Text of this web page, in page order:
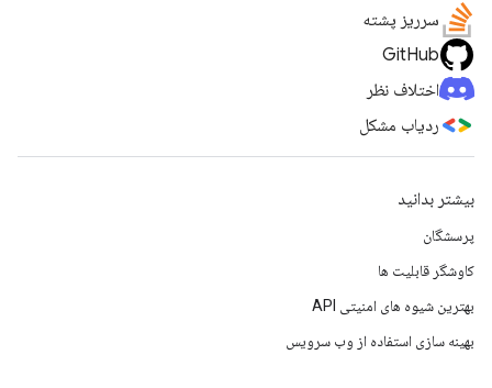
سرریز پشته
GitHub
اختلاف نظر
ردیاب مشکل
بیشتر بدانید
پرسشگان
کاوشگر قابلیت ها
بهترین شیوه های امنیتی API
بهینه سازی استفاده از وب سرویس